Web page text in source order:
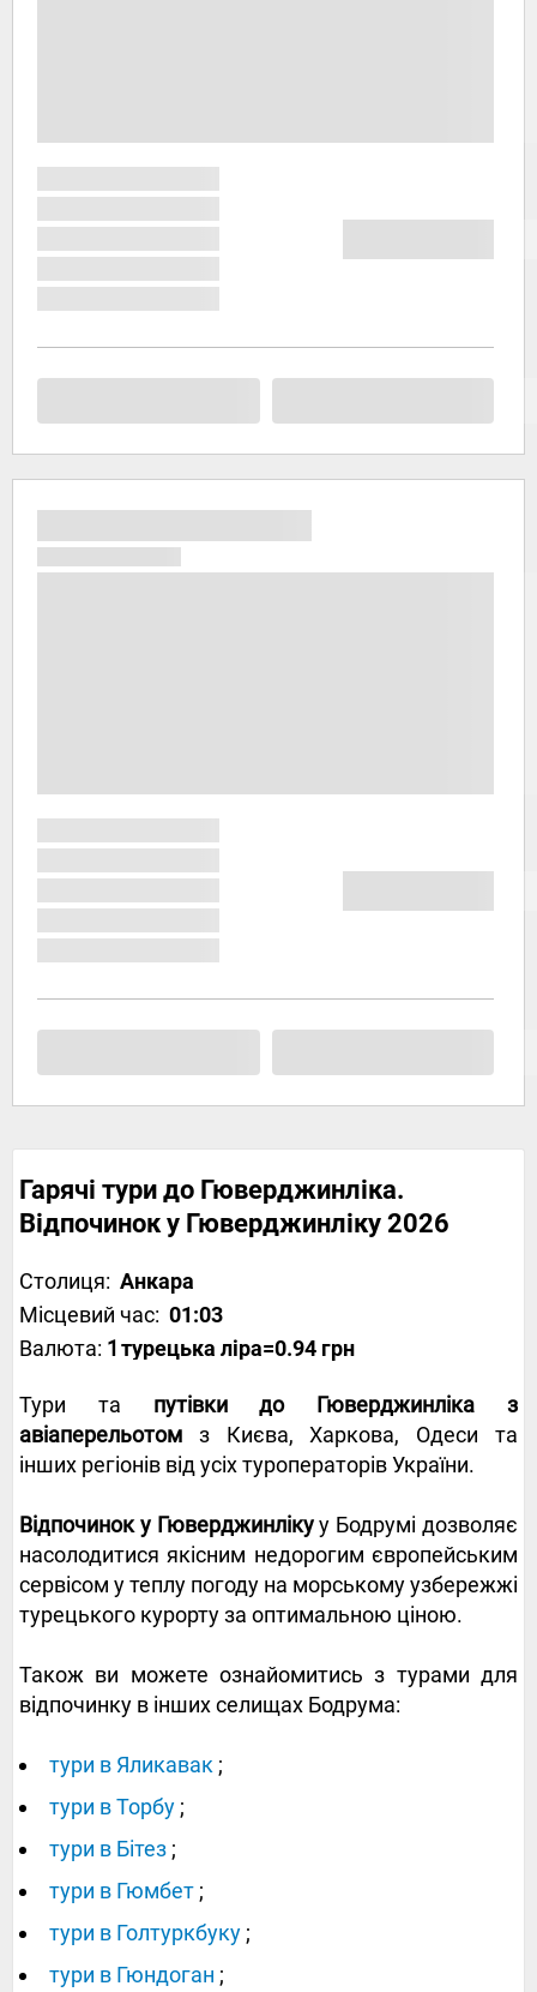
Гарячі тури до Гюверджинліка.
Відпочинок у Гюверджинліку 2026
Столиця: Анкара
Місцевий час: 01:03
Валюта: 1 турецька ліра=0.94 грн
Тури та путівки до Гюверджинліка з
авіаперельотом з Києва, Харкова, Одеси та
інших регіонів від усіх туроператорів України.
Відпочинок у Гюверджинлікуу Бодрумі дозволяє
насолодитися якісним недорогим європейським
сервісом у теплу погоду на морському узбережжі
турецького курорту за оптимальною ціною.
Також ви можете ознайомитись з турами для
відпочинку в інших селищах Бодрума:
тури в Яликавак ;
тури в Торбу ;
тури в Бітез ;
тури в Гюмбет ;
тури в Голтуркбуку ;
тури в Гюндоган ;